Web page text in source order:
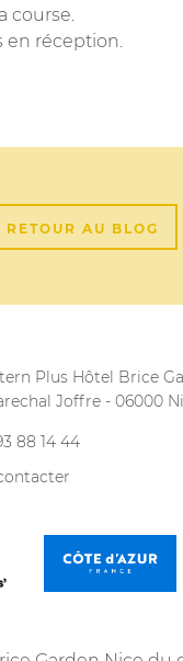
course.
en réception.
RETOUR AU BLOG
Plus Hôtel Brice
Joffre -06000
88 14 44